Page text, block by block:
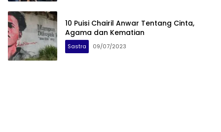
10 Puisi Chairil Anwar Tentang Cinta,
Agama dan Kematian
Sastra 09/07/2023